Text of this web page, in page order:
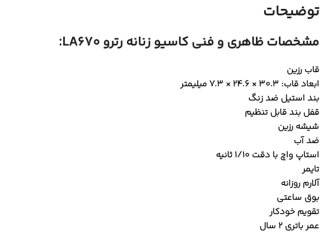
توضیحات
مشخصات ظاهری و فنی کاسیو زنانه رترو LA670:
قاب رزین
ابعاد قاب: 30.3 × 24.6 × 7.3 میلیمتر
بند استیل ضد زنگ
قفل بند قابل تنظیم
شیشه رزین
ضد آب
استاپ واچ با دقت 1/10 ثانیه
تایمر
آلارم روزانه
بوق ساعتی
تقویم خودکار
عمر باتری 2 سال